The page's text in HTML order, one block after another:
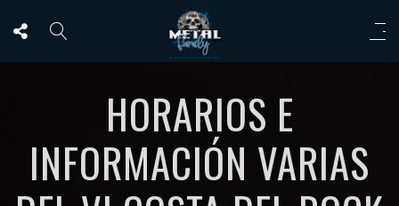
HORARIOS E
INFORMACIÓN VARIAS